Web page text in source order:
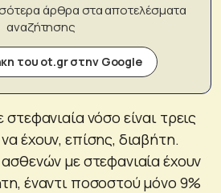
άρθρα στα αποτελέσματα
αναζήτησης
του ot.gr στην Google
νόσο είναι τρεις
έχουν, επίσης, διαβήτη.
με στεφανιαία έχουν
έναντι ποσοστού μόνο 9%